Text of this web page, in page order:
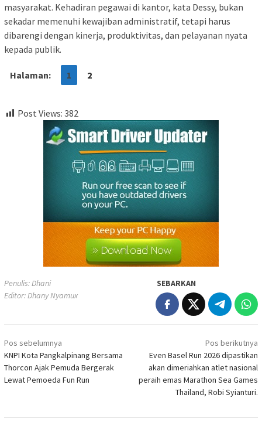
masyarakat. Kehadiran pegawai di kantor, kata Dessy, bukan
sekadar memenuhi kewajiban administratif, tetapi harus
dibarengi dengan kinerja, produktivitas, dan pelayanan nyata
kepada publik.
Halaman: 1 2
Post Views: 382
Penulis: Dhani
Editor: Dhany Nyamux
SEBARKAN
Navigasi
pos
Pos sebelumnya
KNPI Kota Pangkalpinang Bersama
Thorcon Ajak Pemuda Bergerak
Lewat Pemoeda Fun Run
Pos berikutnya
Even Basel Run 2026 dipastikan
akan dimeriahkan atlet nasional
peraih emas Marathon Sea Games
Thailand, Robi Syianturi.